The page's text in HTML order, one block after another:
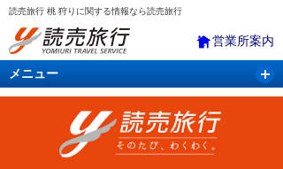
読売旅行 桃 狩りに関する情報なら読売旅行
営業所案内
メニュー
国内旅行 バスツアー 海外旅行